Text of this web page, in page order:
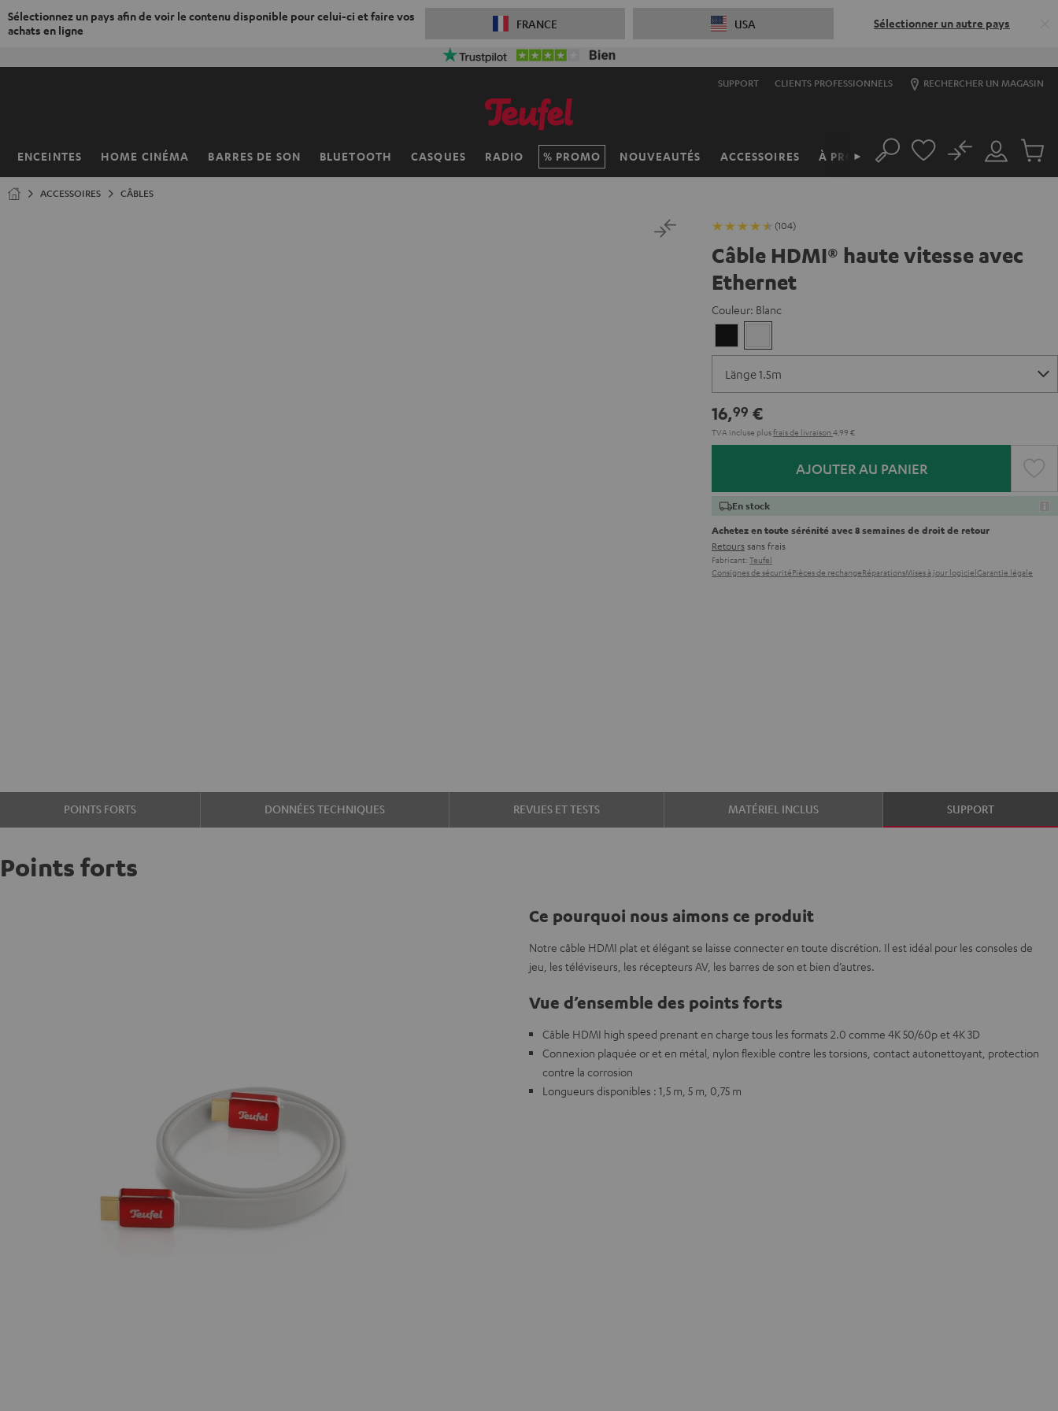
Sélectionnez un pays afin de voir le contenu disponible pour celui-ci et faire vos
achats en ligne
FRANCE USA Sélectionner un autre pays
SUPPORT CLIENTS PROFESSIONNELS RECHERCHER UN MAGASIN
ENCEINTES HOME CINÉMA BARRES DE SON BLUETOOTH CASQUES RADIO PROMO NOUVEAUTÉS ACCESSOIRES À PROPOS
►
Page
Rechercher
Mon
compte
No
ACCESSOIRES CÂBLES
(104)
Câble HDMI® haute vitesse avec
Ethernet
Couleur: Blanc
16,99 €
TVA incluse plusfrais de livraison 4,99 €
AJOUTER AU PANIER
En stock
Achetez en toute sérénité avec 8 semaines de droit de retour
Retourssans frais
Fabricant: Teufel
Consignes de sécuritéPièces de rechangeRéparationsMises à jour logicielGarantie légale
POINTS FORTS DONNÉES TECHNIQUES REVUES ET TESTS MATÉRIEL INCLUS SUPPORT
Points forts
Ce pourquoi nous aimons ce produit
Notre câble HDMI plat et élégant se laisse connecter en toute discrétion. Il est idéal pour les consoles de
jeu, les téléviseurs, les récepteurs AV, les barres de son et bien d’autres.
Vue d’ensemble des points forts
Câble HDMI high speed prenant en charge tous les formats 2.0 comme 4K 50/60p et 4K 3D
Connexion plaquée or et en métal, nylon flexible contre les torsions, contact autonettoyant, protection
contre la corrosion
Longueurs disponibles : 1,5 m, 5 m, 0,75 m